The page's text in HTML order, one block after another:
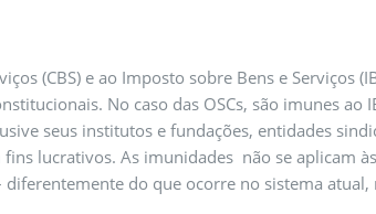
(CBS) e ao Imposto sobre Bens e Serviços
No caso das OSCs, são imunes ao
seus institutos e fundações, entidades
lucrativos. As imunidades não se aplicam
do que ocorre no sistema atual,